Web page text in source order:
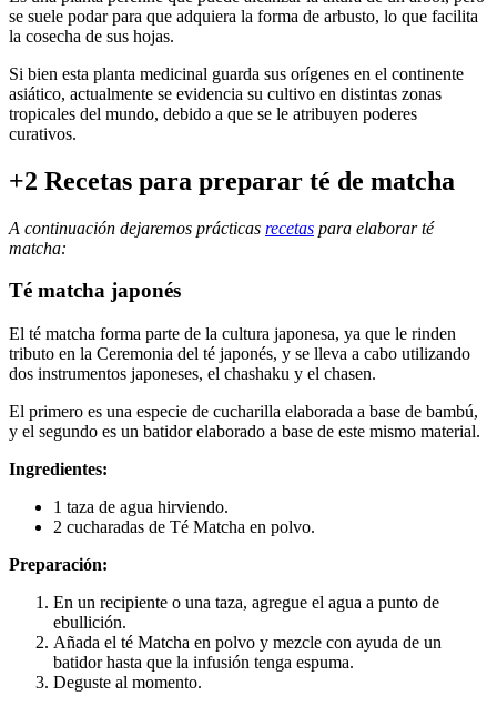
se suele podar para que adquiera la forma de arbusto, lo que facilita
la cosecha de sus hojas.
Si bien esta planta medicinal guarda sus orígenes en el continente
asiático, actualmente se evidencia su cultivo en distintas zonas
tropicales del mundo, debido a que se le atribuyen poderes
curativos.
+2 Recetas para preparar té de matcha
A continuación dejaremos prácticas recetas para elaborar té
matcha:
Té matcha japonés
El té matcha forma parte de la cultura japonesa, ya que le rinden
tributo en la Ceremonia del té japonés, y se lleva a cabo utilizando
dos instrumentos japoneses, el chashaku y el chasen.
El primero es una especie de cucharilla elaborada a base de bambú,
y el segundo es un batidor elaborado a base de este mismo material.
Ingredientes:
1 taza de agua hirviendo.
2 cucharadas de Té Matcha en polvo.
Preparación:
En un recipiente o una taza, agregue el agua a punto de
ebullición.
Añada el té Matcha en polvo y mezcle con ayuda de un
batidor hasta que la infusión tenga espuma.
Deguste al momento.